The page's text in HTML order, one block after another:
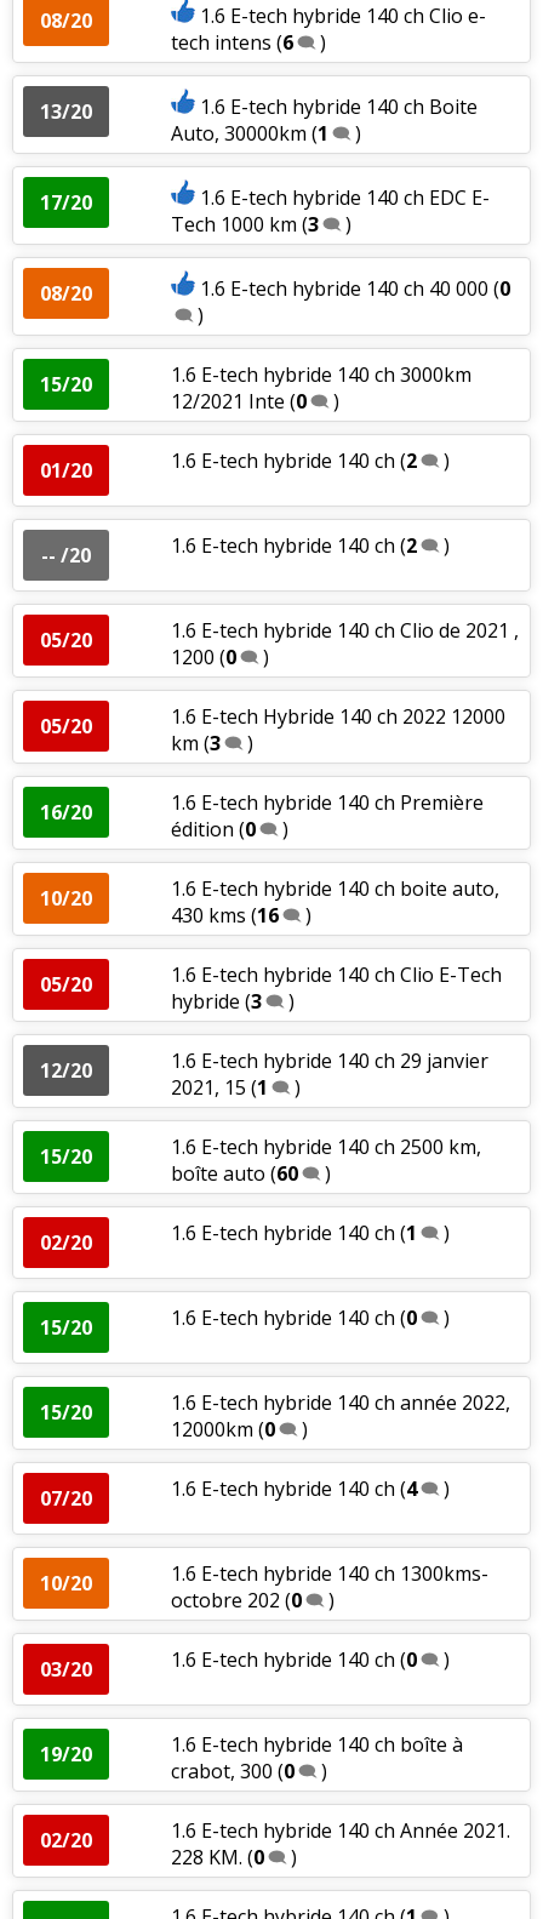
08/20
1.6 E-tech hybride 140 ch Clio e-
tech intens (6 )
13/20
1.6 E-tech hybride 140 ch Boite
Auto, 30000km (1 )
17/20
1.6 E-tech hybride 140 ch EDC E-
Tech 1000 km (3 )
08/20 1.6 E-tech hybride 140 ch 40 000 (0
)
15/20
1.6 E-tech hybride 140 ch 3000km
12/2021 Inte (0 )
01/20 1.6 E-tech hybride 140 ch (2 )
-- /20 1.6 E-tech hybride 140 ch (2 )
05/20
1.6 E-tech hybride 140 ch Clio de 2021 ,
1200 (0 )
05/20
1.6 E-tech Hybride 140 ch 2022 12000
km (3 )
16/20
1.6 E-tech hybride 140 ch Première
édition (0 )
10/20
1.6 E-tech hybride 140 ch boite auto,
430 kms (16 )
05/20
1.6 E-tech hybride 140 ch Clio E-Tech
hybride (3 )
12/20
1.6 E-tech hybride 140 ch 29 janvier
2021, 15 (1 )
15/20
1.6 E-tech hybride 140 ch 2500 km,
boîte auto (60 )
02/20 1.6 E-tech hybride 140 ch (1 )
15/20 1.6 E-tech hybride 140 ch (0 )
15/20
1.6 E-tech hybride 140 ch année 2022,
12000km (0 )
07/20 1.6 E-tech hybride 140 ch (4 )
10/20
1.6 E-tech hybride 140 ch 1300kms-
octobre 202 (0 )
03/20 1.6 E-tech hybride 140 ch (0 )
19/20
1.6 E-tech hybride 140 ch boîte à
crabot, 300 (0 )
02/20
1.6 E-tech hybride 140 ch Année 2021.
228 KM. (0 )